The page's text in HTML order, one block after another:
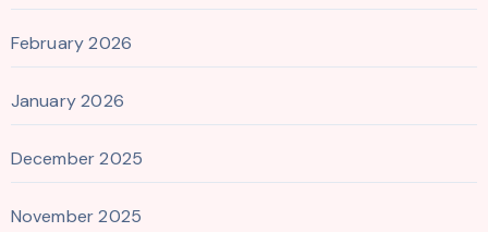
February 2026
January 2026
December 2025
November 2025